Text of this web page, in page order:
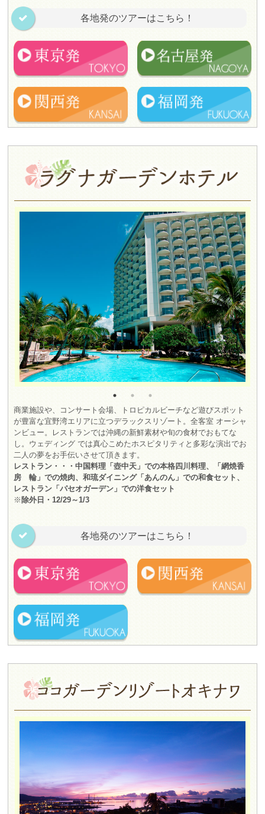
各地発のツアーはこちら！
商業施設や、コンサート会場、トロピカルビーチなど遊びスポット
が豊富な宜野湾エリアに立つデラックスリゾート。全客室 オーシャ
ンビュー。レストランでは沖縄の新鮮素材や旬の食材でおもてな
し。ウェディング では真心こめたホスピタリティと多彩な演出でお
二人の夢をお手伝いさせて頂きます。
レストラン・・・中国料理「壺中天」での本格四川料理、「網焼香
房 輪」での焼肉、和琉ダイニング「あんのん」での和食セット、
レストラン「パセオガーデン」での洋食セット
※ 除外日・12/29～1/3
各地発のツアーはこちら！